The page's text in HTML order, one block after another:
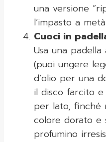
una versione
l’impasto a metà.
Cuoci in
Usa una
(puoi ungere
d’olio per una
il disco farcito
per lato, finché
colore dorato e
profumino